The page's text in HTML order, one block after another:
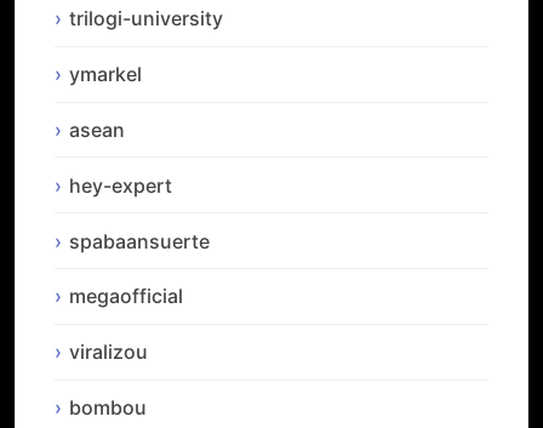
trilogi-university
ymarkel
asean
hey-expert
spabaansuerte
megaofficial
viralizou
bombou